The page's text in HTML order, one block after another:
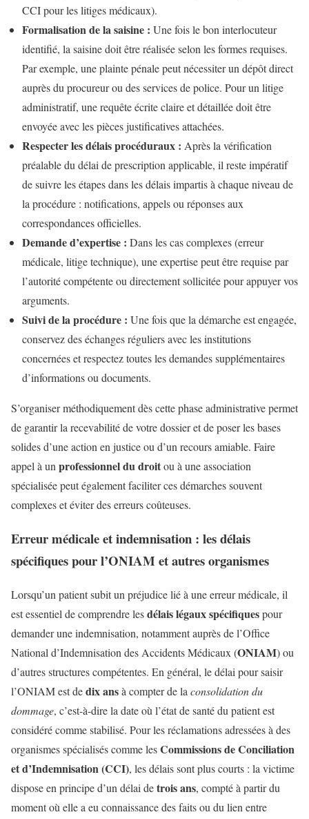
CCI pour les litiges médicaux).
Formalisation de la saisine : Une fois le bon interlocuteur
identifié, la saisine doit être réalisée selon les formes requises.
Par exemple, une plainte pénale peut nécessiter un dépôt direct
auprès du procureur ou des services de police. Pour un litige
administratif, une requête écrite claire et détaillée doit être
envoyée avec les pièces justificatives attachées.
Respecter les délais procéduraux : Après la vérification
préalable du délai de prescription applicable, il reste impératif
de suivre les étapes dans les délais impartis à chaque niveau de
la procédure : notifications, appels ou réponses aux
correspondances officielles.
Demande d’expertise : Dans les cas complexes (erreur
médicale, litige technique), une expertise peut être requise par
l’autorité compétente ou directement sollicitée pour appuyer vos
arguments.
Suivi de la procédure : Une fois que la démarche est engagée,
conservez des échanges réguliers avec les institutions
concernées et respectez toutes les demandes supplémentaires
d’informations ou documents.
S’organiser méthodiquement dès cette phase administrative permet
de garantir la recevabilité de votre dossier et de poser les bases
solides d’une action en justice ou d’un recours amiable. Faire
appel à unprofessionnel du droitou à une association
spécialisée peut également faciliter ces démarches souvent
complexes et éviter des erreurs coûteuses.
Erreur médicale et indemnisation : les délais
spécifiques pour l’ONIAM et autres organismes
Lorsqu’un patient subit un préjudice lié à une erreur médicale, il
est essentiel de comprendre lesdélais légaux spécifiquespour
demander une indemnisation, notamment auprès de l’Office
National d’Indemnisation des Accidents Médicaux (ONIAM) ou
d’autres structures compétentes. En général, le délai pour saisir
l’ONIAM est dedix ansà compter de la consolidation du
dommage, c’est-à-dire la date où l’état de santé du patient est
considéré comme stabilisé. Pour les réclamations adressées à des
organismes spécialisés comme lesCommissions de Conciliation
et d’Indemnisation (CCI), les délais sont plus courts : la victime
dispose en principe d’un délai detrois ans, compté à partir du
moment où elle a eu connaissance des faits ou du lien entre